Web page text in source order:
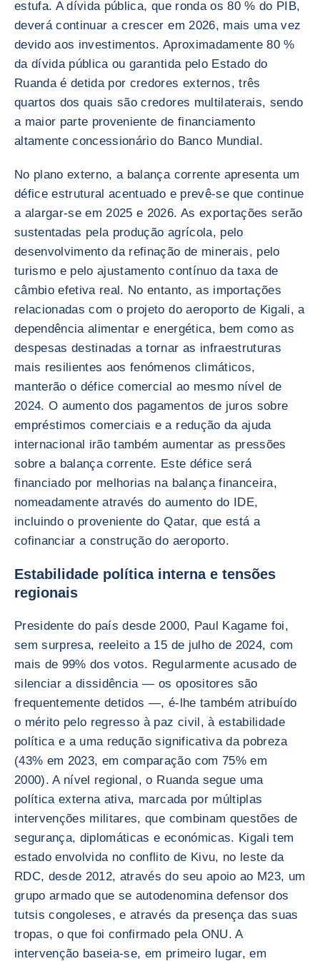
estufa. A dívida pública, que ronda os 80 % do PIB,
deverá continuar a crescer em 2026, mais uma vez
devido aos investimentos. Aproximadamente 80 %
da dívida pública ou garantida pelo Estado do
Ruanda é detida por credores externos, três
quartos dos quais são credores multilaterais, sendo
a maior parte proveniente de financiamento
altamente concessionário do Banco Mundial.
No plano externo, a balança corrente apresenta um
défice estrutural acentuado e prevê-se que continue
a alargar-se em 2025 e 2026. As exportações serão
sustentadas pela produção agrícola, pelo
desenvolvimento da refinação de minerais, pelo
turismo e pelo ajustamento contínuo da taxa de
câmbio efetiva real. No entanto, as importações
relacionadas com o projeto do aeroporto de Kigali, a
dependência alimentar e energética, bem como as
despesas destinadas a tornar as infraestruturas
mais resilientes aos fenómenos climáticos,
manterão o défice comercial ao mesmo nível de
2024. O aumento dos pagamentos de juros sobre
empréstimos comerciais e a redução da ajuda
internacional irão também aumentar as pressões
sobre a balança corrente. Este défice será
financiado por melhorias na balança financeira,
nomeadamente através do aumento do IDE,
incluindo o proveniente do Qatar, que está a
cofinanciar a construção do aeroporto.
Estabilidade política interna e tensões
regionais
Presidente do país desde 2000, Paul Kagame foi,
sem surpresa, reeleito a 15 de julho de 2024, com
mais de 99% dos votos. Regularmente acusado de
silenciar a dissidência — os opositores são
frequentemente detidos —, é-lhe também atribuído
o mérito pelo regresso à paz civil, à estabilidade
política e a uma redução significativa da pobreza
(43% em 2023, em comparação com 75% em
2000). A nível regional, o Ruanda segue uma
política externa ativa, marcada por múltiplas
intervenções militares, que combinam questões de
segurança, diplomáticas e económicas. Kigali tem
estado envolvida no conflito de Kivu, no leste da
RDC, desde 2012, através do seu apoio ao M23, um
grupo armado que se autodenomina defensor dos
tutsis congoleses, e através da presença das suas
tropas, o que foi confirmado pela ONU. A
intervenção baseia-se, em primeiro lugar, em